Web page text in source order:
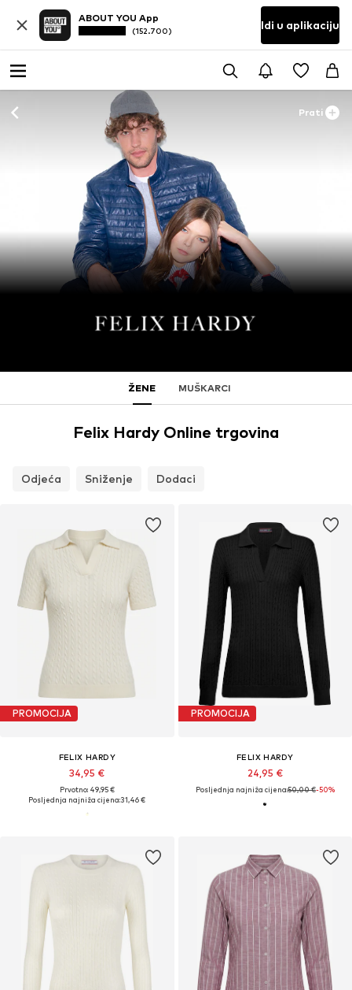
ABOUT YOU App
(152.700) Idi u aplikaciju
Prati
ŽENE MUŠKARCI
Felix Hardy Online trgovina
Odjeća Sniženje Dodaci
PROMOCIJA
FELIX HARDY
34,95 €
Prvotno: 49,95 €
Posljednja najniža cijena:31,46 €
PROMOCIJA
FELIX HARDY
24,95 €
Posljednja najniža cijena:50,00 €-50%